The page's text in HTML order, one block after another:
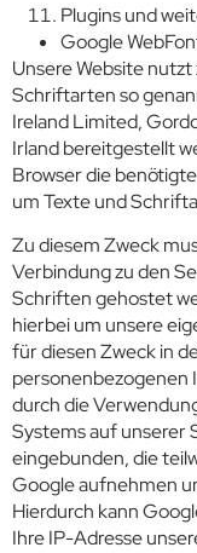
Plugins und
Google
Unsere Website
Schriftarten so
Ireland Limited,
Irland bereitgestellt
Browser die
um Texte und
Zu diesem Zweck
Verbindung zu den
Schriften gehostet
hierbei um unsere
für diesen Zweck in
durch die
Systems auf unserer
eingebunden, die
Google aufnehmen
Hierdurch kann
Ihre IP-Adresse